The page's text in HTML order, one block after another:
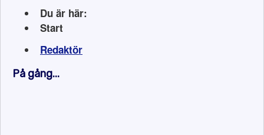
Du är här:
Start
Redaktör
På gång...